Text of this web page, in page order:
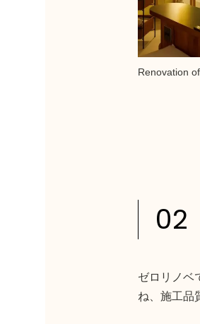
Renovation
02
ゼロリノベ
ね、施工品